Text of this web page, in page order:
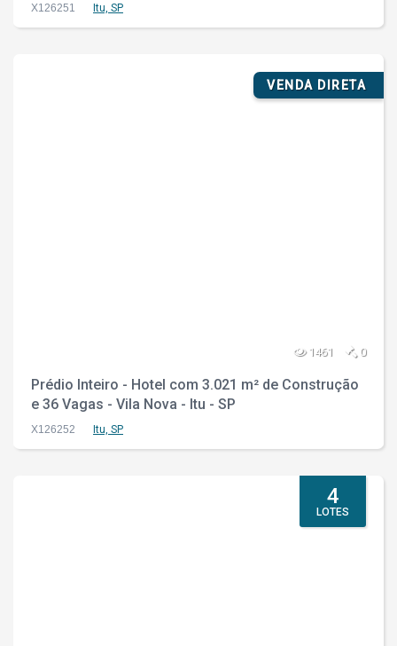
X126251 Itu, SP
VENDA DIRETA
1461 0
Prédio Inteiro - Hotel com 3.021 m² de Construção
e 36 Vagas - Vila Nova - Itu - SP
X126252 Itu, SP
4
LOTES